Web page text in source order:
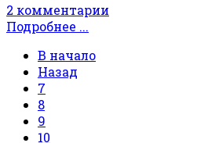
2 комментарии
Подробнее ...
В начало
Назад
7
8
9
10